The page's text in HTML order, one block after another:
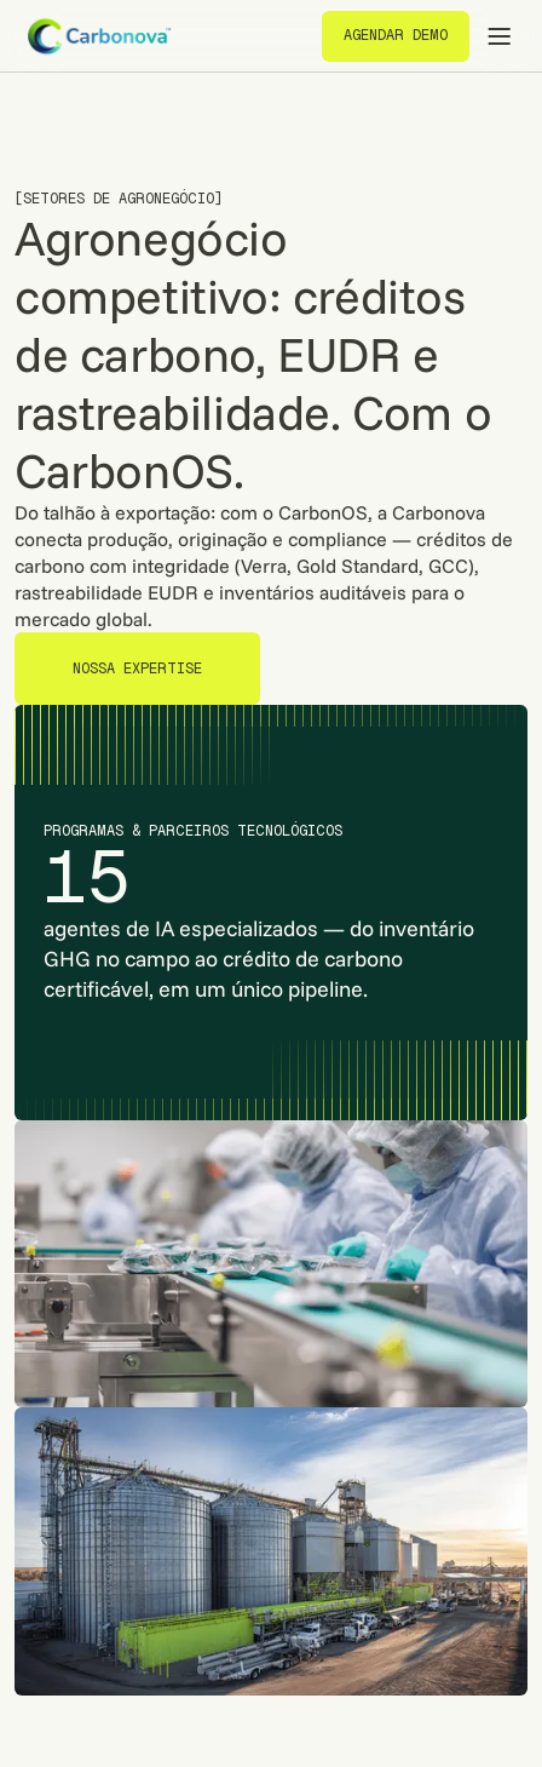
AGENDAR DEMO
[SETORES DE AGRONEGÓCIO]
Agronegócio
competitivo: créditos
de carbono, EUDR e
rastreabilidade. Com o
CarbonOS.
Do talhão à exportação: com o CarbonOS, a Carbonova
conecta produção, originação e compliance — créditos de
carbono com integridade (Verra, Gold Standard, GCC),
rastreabilidade EUDR e inventários auditáveis para o
mercado global.
NOSSA EXPERTISE
PROGRAMAS & PARCEIROS TECNOLÓGICOS
15
agentes de IA especializados — do inventário
GHG no campo ao crédito de carbono
certificável, em um único pipeline.